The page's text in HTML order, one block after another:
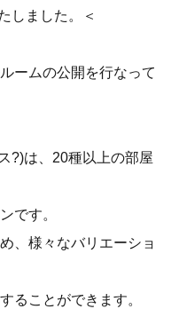
しました。＜
ームの公開を行なって
?)は、20種以上の部屋
です。
、様々なバリエーショ
ることができます。